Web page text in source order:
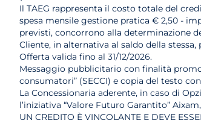
Il TAEG rappresenta il costo totale del
spesa mensile gestione pratica € 2,50 -
previsti, concorrono alla determinazione
Cliente, in alternativa al saldo della
Offerta valida fino al 31/12/2026.
Messaggio pubblicitario con finalità
consumatori” (SECCI) e copia del testo
La Concessionaria aderente, in caso di
l’iniziativa “Valore Futuro Garantito”
UN CREDITO È VINCOLANTE E DEVE